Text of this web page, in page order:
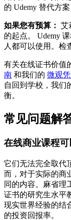
的 Udemy 替代方
如果您有预算： 艾
的起点。 Udemy
人都可以使用。检
有关在线证书价值
南 和我们的 微观
自回到学校，我们
衡。
常见问题解
在线商业课程
它们无法完全取代
而，对于实际的商
同的内容。麻省理
证书的研究生水平
现实世界经验的结
的投资回报率。